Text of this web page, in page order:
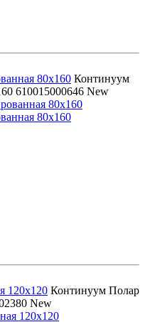
80x160 Континуум
610015000646 New
80x160
120x120 Континуум Полар
New